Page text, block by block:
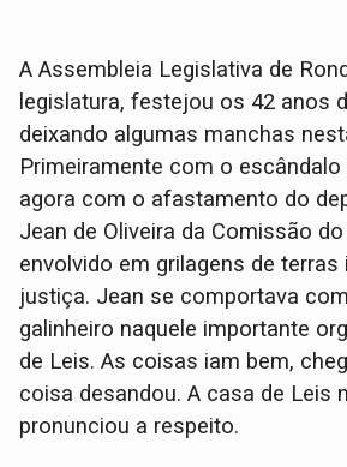
A Assembleia Legislativa de
legislatura, festejou os 42 anos
deixando algumas manchas
Primeiramente com o escândalo
agora com o afastamento do
Jean de Oliveira da Comissão
envolvido em grilagens de terras
justiça. Jean se comportava
galinheiro naquele importante
de Leis. As coisas iam bem,
coisa desandou. A casa de Leis
pronunciou a respeito.